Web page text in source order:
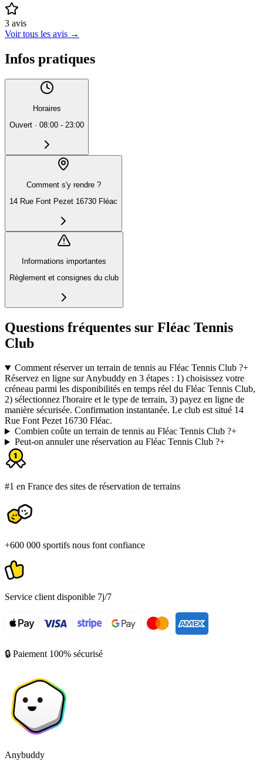
3 avis
Voir tous les avis →
Infos pratiques
Horaires
Ouvert · 08:00 - 23:00
Comment s'y rendre ?
14 Rue Font Pezet 16730 Fléac
Informations importantes
Règlement et consignes du club
Questions fréquentes sur Fléac Tennis
Club
Comment réserver un terrain de tennis au Fléac Tennis Club ?+
Réservez en ligne sur Anybuddy en 3 étapes : 1) choisissez votre
créneau parmi les disponibilités en temps réel du Fléac Tennis Club,
2) sélectionnez l'horaire et le type de terrain, 3) payez en ligne de
manière sécurisée. Confirmation instantanée. Le club est situé 14
Rue Font Pezet 16730 Fléac.
Combien coûte un terrain de tennis au Fléac Tennis Club ?+
Peut-on annuler une réservation au Fléac Tennis Club ?+
#1 en France des sites de réservation de terrains
+600 000 sportifs nous font confiance
Service client disponible 7j/7
🔒 Paiement 100% sécurisé
Anybuddy